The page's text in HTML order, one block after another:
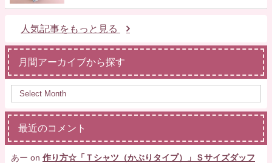
人気記事をもっと見る
月間アーカイブから探す
最近のコメント
あー on 作り方☆「Ｔシャツ（かぶりタイプ）」Ｓサイズダッフ